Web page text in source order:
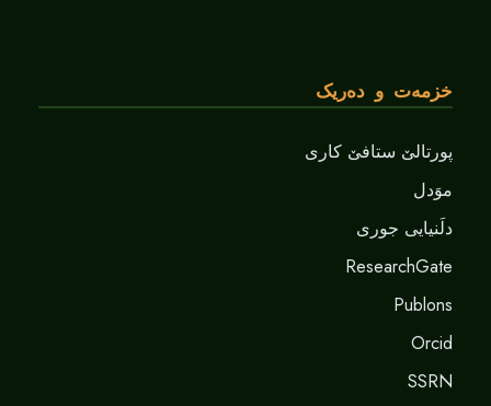
خزمەت و دەریک
پورتالێ ستافێ کاری
موَدل
دلَنيايى جورى
ResearchGate
Publons
Orcid
SSRN